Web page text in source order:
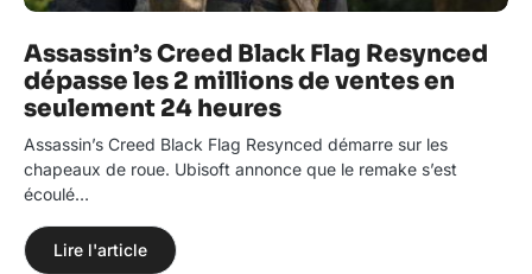
Assassin’s Creed Black Flag Resynced
dépasse les 2 millions de ventes en
seulement 24 heures
Assassin’s Creed Black Flag Resynced démarre sur les
chapeaux de roue. Ubisoft annonce que le remake s’est
écoulé…
Lire l'article